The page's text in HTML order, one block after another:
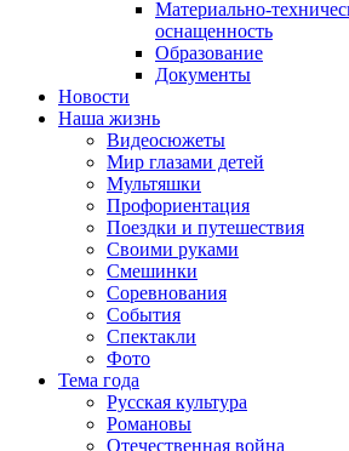
Материально-
оснащенность
Образование
Документы
Новости
Наша жизнь
Видеосюжеты
Мир глазами детей
Мультяшки
Профориентация
Поездки и путешествия
Своими руками
Смешинки
Соревнования
События
Спектакли
Фото
Тема года
Русская культура
Романовы
Отечественная война